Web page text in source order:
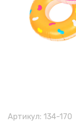
Артикул: 134-170